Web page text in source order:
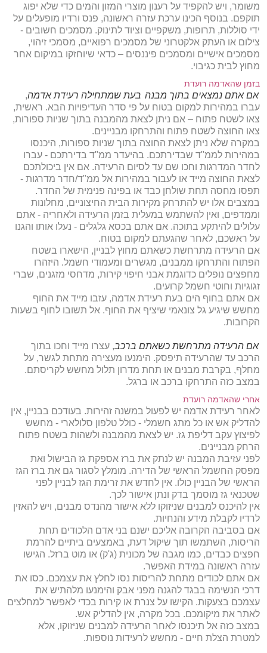
משומר, ויש להקפיד על רענון מוצרי המזון והמים כדי שלא יפוג
תוקפם. בנוסף הכינו ערכת עזרה ראשונה, פנס ורדיו מופעלים על
ידי סוללות, תרופות, משקפיים וציוד לתינוק. מסמכים חשובים -
צילום או העתק אלקטרוני של מסמכים רפואיים, מסמכי זיהוי,
מסמכים אישיים ומסמכים פיננסים – כדאי שיוחזקו במיקום אחר
מחוץ לבית כגיבוי.
בזמן שהאדמה רועדת
אם אתם נמצאים בתוך מבנה בעת שמתחילה רעידת אדמה,
עברו במהירות למקום בטוח על פי סדר העדיפויות הבא. ראשית,
צאו לשטח פתוח – אם ניתן לצאת מהמבנה בתוך שניות ספורות,
צאו החוצה לשטח פתוח והתרחקו מבניינים.
במקרה שלא ניתן לצאת החוצה בתוך שניות ספורות, היכנסו
במהירות לממ"ד שבדירתכם. בהיעדר ממ"ד בדירתכם - עברו
לחדר המדרגות וחכו שם עד לסיום הרעידה. אם אין ביכולתכם
לצאת החוצה מייד או לעבור במהירות אל ממ"ד/חדר מדרגות -
תפסו מחסה תחת שולחן כבד או בפינה פנימית של החדר.
במצבים אלו יש להתרחק מקירות הבית החיצוניים, מחלונות
וממדפים, ואין להשתמש במעלית בזמן הרעידה ולאחריה - אתם
עלולים להיתקע בתוכה. אם אתם בכסא גלגלים - נעלו אותו והגנו
על ראשכם, לאחר שהגעתם למקום בטוח.
אם הרעידה מתרחשת כשאתם מחוץ לבניין, הישארו בשטח
הפתוח והתרחקו ממבנים, מגשרים ומעמודי חשמל. היזהרו
מחפצים נופלים כדוגמת אבני חיפוי קירות, מדחסי מזגנים, שברי
זגוגיות וחוטי חשמל קרועים.
אם אתם בחוף הים בעת רעידת אדמה, עזבו מייד את החוף
מחשש שיגיע גל צונאמי שיציף את החוף. אל תשובו לחוף בשעות
הקרובות.
אם הרעידה מתרחשת כשאתם ברכב, עצרו מייד וחכו בתוך
הרכב עד שהרעידה תיפסק. הימנעו מעצירה מתחת לגשר, על
מחלף, בקרבת מבנים או תחת מדרון תלול מחשש לקריסתם.
במצב כזה התרחקו ברכב או ברגל.
אחרי שהאדמה רועדת
לאחר רעידת אדמה יש לפעול במשנה זהירות. בעודכם בבניין, אין
להדליק אש או כל מתג חשמלי - כולל טלפון סלולארי - מחשש
לפיצוץ עקב דליפת גז. יש לצאת מהמבנה ולשהות בשטח פתוח
הרחק מבניינים.
לפני עזיבת המבנה יש לנתק את ברז אספקת גז הבישול ואת
מפסק החשמל הראשי של הדירה. מומלץ לסגור גם את ברז הגז
הראשי של הבניין כולו. אין לחדש את זרימת הגז לבניין לפני
שטכנאי גז מוסמך בדק ונתן אישור לכך.
אין להיכנס למבנים שניזוקו ללא אישור מהנדס מבנים, ויש להאזין
לרדיו לקבלת מידע והנחיות.
אם בסביבה הקרובה אליכם ישנם בני אדם הלכודים תחת
הריסות, השתמשו תוך שיקול דעת, באמצעים ביתיים להרמת
חפצים כבדים, כמו מגבה של מכונית (ג'ק) או מוט ברזל. הגישו
עזרה ראשונה במידת האפשר.
אם אתם לכודים מתחת להריסות נסו לחלץ את עצמכם. כסו את
דרכי הנשימה בבגד להגנה מפני אבק והימנעו מלהתיש את
עצמכם בצעקות. הקישו על צנרת או קירות בכדי לאפשר למחלצים
לאתר את מיקומכם. בכל מקרה, אין להדליק אש.
במצב כזה אל תיכנסו לאחר הרעידה למבנים שניזוקו, אלא
למטרת הצלת חיים - מחשש לרעידות נוספות.